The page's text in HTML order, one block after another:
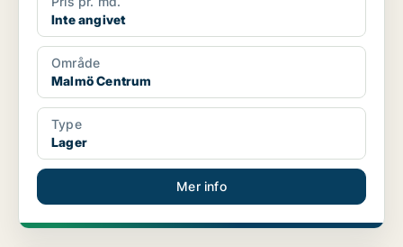
Inte angivet
Område
Malmö Centrum
Type
Lager
Mer info